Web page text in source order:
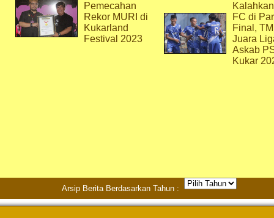
Pemecahan
Rekor MURI di
Kukarland
Festival 2023
FC di
Final,
Juara
Askab
Kukar
Arsip Berita Berdasarkan Tahun :